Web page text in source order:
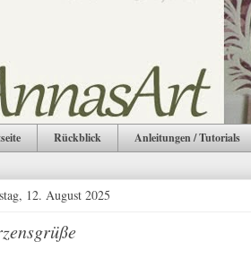
Rückblick Anleitungen / Tutorials
12. August 2025